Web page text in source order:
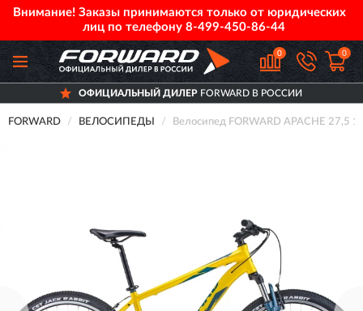
Внимание! Заказы принимаются только от юридических
лиц по телефону 8-499-450-86-44
0 0
ОФИЦИАЛЬНЫЙ ДИЛЕРFORWARD В РОССИИ
FORWARD ВЕЛОСИПЕДЫ Велосипед FORWARD APACHE 27,5